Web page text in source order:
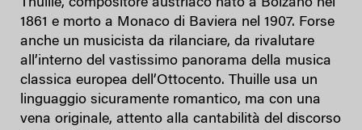
Thuille, compositore austriaco nato a Bolzano nel
1861 e morto a Monaco di Baviera nel 1907. Forse
anche un musicista da rilanciare, da rivalutare
all’interno del vastissimo panorama della musica
classica europea dell’Ottocento. Thuille usa un
linguaggio sicuramente romantico, ma con una
vena originale, attento alla cantabilità del discorso